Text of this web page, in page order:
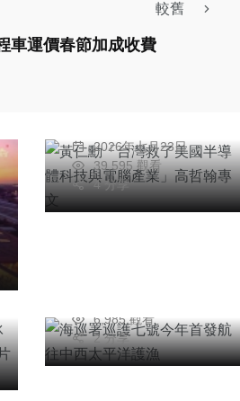
較舊
車運價春節加成收費
黃仁勳「台灣救了美
2026年七月23日
39,595 觀看
4 分享
綜合新聞
海巡署巡護七號今年
6,985 觀看
2 分享